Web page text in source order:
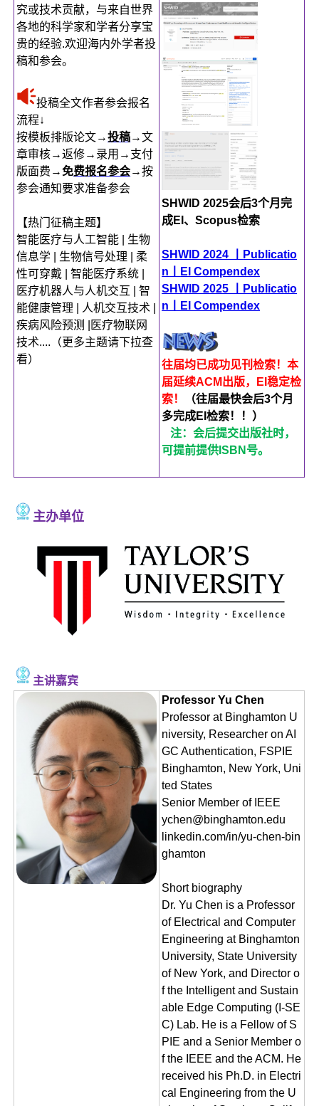
究或技术贡献，与来自世界
各地的科学家和学者分享宝
贵的经验.欢迎海内外学者投
稿和参会。
投稿全文作者参会报名
流程↓
按模板排版论文→投稿→文
章审核→返修→录用→支付
版面费→免费报名参会→按
参会通知要求准备参会
【热门征稿主题】
智能医疗与人工智能 | 生物
信息学 | 生物信号处理 | 柔
性可穿戴 | 智能医疗系统 |
医疗机器人与人机交互 | 智
能健康管理 | 人机交互技术 |
疾病风险预测 |医疗物联网
技术....（更多主题请下拉查
看）
SHWID 2025会后3个月完
成EI、Scopus检索
SHWID 2024 丨
Publicatio
n
EI Compendex
SHWID 2025 丨Publicatio
n丨EI Compendex
往届均已成功见刊检索！本
届延续ACM出版，EI稳定检
索！
（往届最快会后3个月
多完成EI检索！！）
注：会后提交出版社时，
可提前提供ISBN号。
主办单位
主讲嘉宾
Professor Yu Chen
Professor at Binghamton U
niversity, Researcher on AI
GC Authentication, FSPIE
Binghamton, New York, Uni
ted States
Senior Member of IEEE
ychen@binghamton.edu
linkedin.com/in/yu-chen-bin
ghamton
Short biography
Dr. Yu Chen is a Professor
of Electrical and Computer
Engineering at Binghamton
University, State University
of New York, and Director o
f the Intelligent and Sustain
able Edge Computing (I-SE
C) Lab. He is a Fellow of S
PIE and a Senior Member o
f the IEEE and the ACM. He
received his Ph.D. in Electri
cal Engineering from the U